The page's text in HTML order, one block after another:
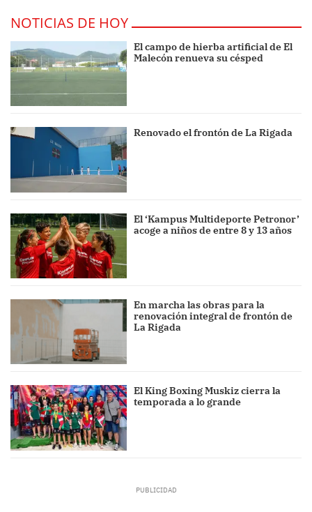
NOTICIAS DE HOY
El campo de hierba artificial de El
Malecón renueva su césped
Renovado el frontón de La Rigada
El ‘Kampus Multideporte Petronor’
acoge a niños de entre 8 y 13 años
En marcha las obras para la
renovación integral de frontón de
La Rigada
El King Boxing Muskiz cierra la
temporada a lo grande